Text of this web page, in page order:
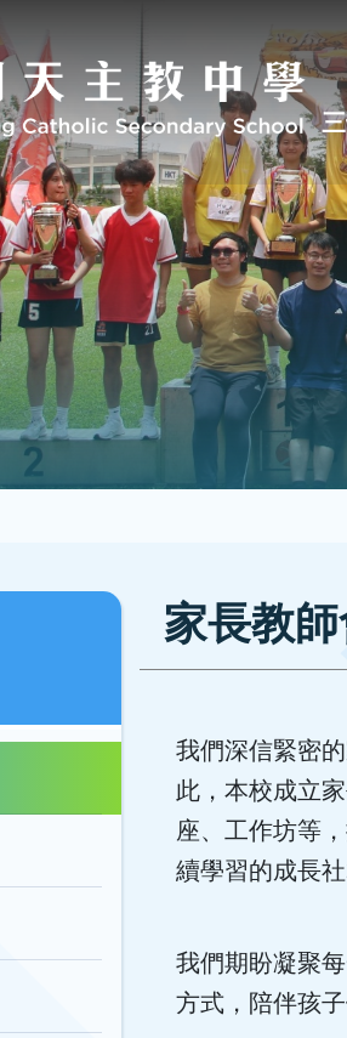
家長教
我們深信緊密
此，本校成立
座、工作坊等
續學習的成長
我們期盼凝聚
方式，陪伴孩